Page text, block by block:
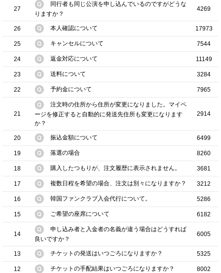
27
同行者も同じ公演を申し込んでいるのですがどうな
りますか？
4269
26 本人確認について 17973
25 キャンセルについて 7544
24 返金対応について 11149
23 送料について 3284
22 予約金について 7965
21
注文時の住所から住所が変更になりました。マイペ
ージを修正すると自動的に発送先住所も変更になります
か？
2914
20 振込金額について 6499
19 落選の場合 8260
18 購入したつもりが、注文履歴に表示されません。 3681
17 複数日程を希望の場合、注文は別々になりますか？ 3212
16 韓国ファンクラブ入会代行について。 5286
15 ご希望の座席について 6182
14
申し込み者と入金者の名義が違う場合はどうすれば
良いですか？
6005
13 チケットの発送はいつごろになりますか？ 5325
12 チケットの手配結果はいつごろになりますか？ 8002